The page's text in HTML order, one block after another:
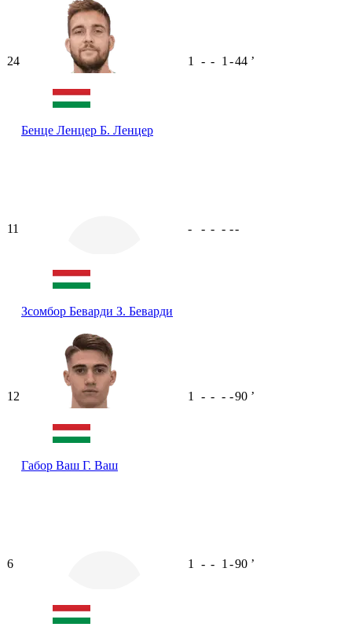
24
Бенце Ленцер Б. Ленцер
1 - - 1 -44 ʼ
11
Зсомбор Беварди З. Беварди
- - - - --
12
Габор Ваш Г. Ваш
1 - - - -90 ʼ
6 1 - - 1 -90 ʼ